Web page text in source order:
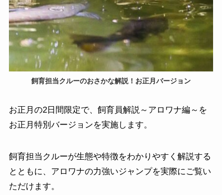
飼育担当クルーのおさかな解説！お正月バージョン
お正月の2日間限定で、飼育員解説～アロワナ編～を
お正月特別バージョンを実施します。
飼育担当クルーが生態や特徴をわかりやすく解説する
とともに、アロワナの力強いジャンプを実際にご覧い
ただけます。